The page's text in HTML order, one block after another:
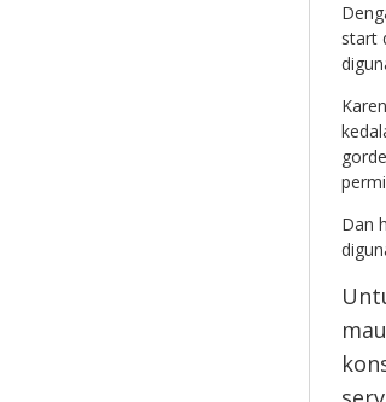
start
Dan